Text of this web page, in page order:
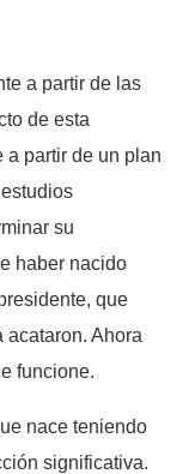
a partir de las
de esta
a partir de un plan
su
haber nacido
que
acataron. Ahora
funcione.
nace teniendo
significativa.